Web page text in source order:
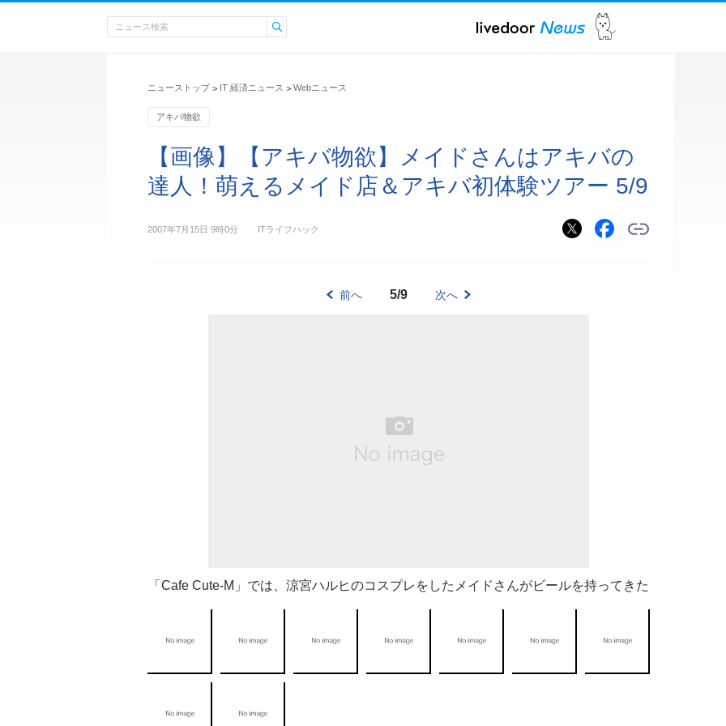
ニューストップ > IT 経済ニュース > Webニュース
アキバ物欲
【画像】【アキバ物欲】メイドさんはアキバの
達人！萌えるメイド店＆アキバ初体験ツアー 5/9
2007年7月15日 9時0分 ITライフハック
前へ 5/9 次へ
「Cafe Cute-M」では、涼宮ハルヒのコスプレをしたメイドさんがビールを持ってきた